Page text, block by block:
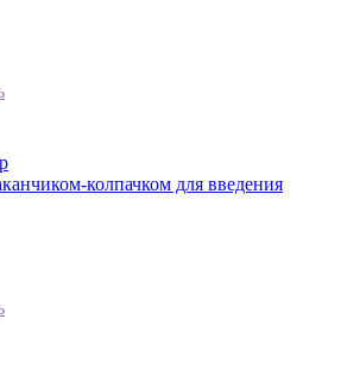
колпачком для введения